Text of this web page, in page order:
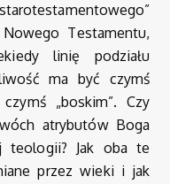
Testamentu,
linię podziału
ma być czymś
„boskim”. Czy
atrybutów Boga
teologii? Jak oba te
przez wieki i jak